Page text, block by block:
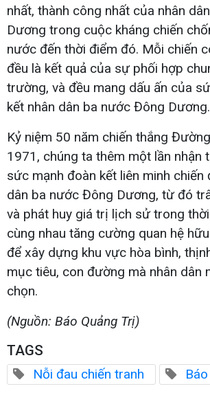
nhất, thành công nhất của nhân
Dương trong cuộc kháng chiến
nước đến thời điểm đó. Mỗi chiến
đều là kết quả của sự phối hợp
trường, và đều mang dấu ấn của
kết nhân dân ba nước Đông Dương.
Kỷ niệm 50 năm chiến thắng
1971, chúng ta thêm một lần nhận
sức mạnh đoàn kết liên minh chiến
dân ba nước Đông Dương, từ đó
và phát huy giá trị lịch sử trong
cùng nhau tăng cường quan hệ
để xây dựng khu vực hòa bình,
mục tiêu, con đường mà nhân dân
chọn.
(Nguồn: Báo Quảng Trị)
TAGS
Nỗi đau chiến tranh